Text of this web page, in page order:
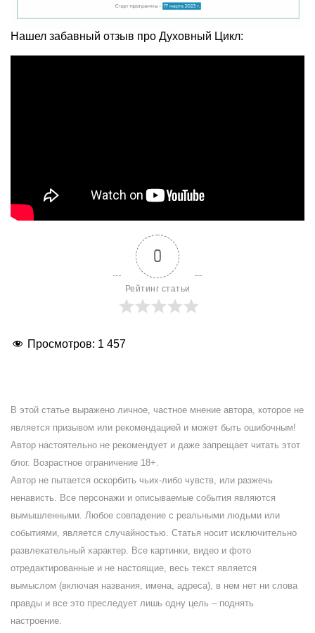
Нашел забавный отзыв про Духовный Цикл:
0
Рейтинг статьи
Просмотров: 1 457
В этой статье выражено личное, частное мнение автора, которое не
является призывом или рекомендацией и может быть ошибочным!
Автор настоятельно не рекомендует и даже запрещает читать этот
блог. Возрастное ограничение 18+.
Автор не пытается оскорбить чьих-либо чувств, или разжечь
ненависть. Все персонажи и описываемые события являются
вымышленными. Любое совпадение с реальными людьми или
событиями, является случайностью. Статья носит исключительно
развлекательный характер. Все картинки, видео и фото
отредактированные и не настоящие, весь текст является
вымыслом (включая названия, имена, адреса), в нем нет ни слова
правды и все это преследует лишь одну цель – поднять
настроение.